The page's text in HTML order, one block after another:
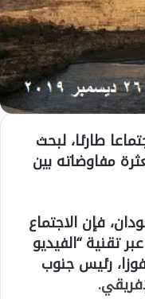
طارئا، لبحث
مفاوضاته بين
فإن الاجتماع
تقنية “الفيديو
رئيس جنوب